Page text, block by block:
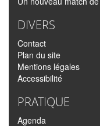
DIVERS
Contact
Plan du site
Mentions légales
Accessibilité
PRATIQUE
Agenda